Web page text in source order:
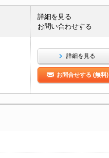
詳細を見る
お問い合わせする
詳細を見る
お問合せする (無料)